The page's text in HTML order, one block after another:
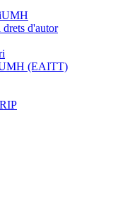
drets d'autor
(EAITT)